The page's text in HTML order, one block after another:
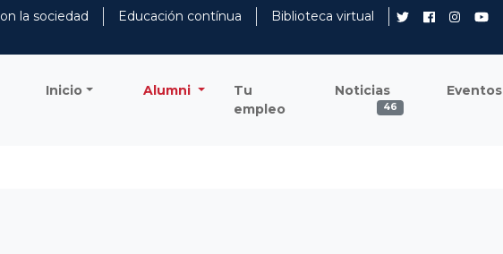
la sociedad Educación contínua
Biblioteca virtual
Inicio Alumni
Tu
empleo
Noticias
46
Eventos